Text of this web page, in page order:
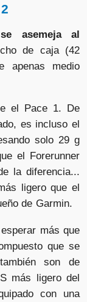
asemeja al
de caja (42
apenas medio
el Pace 1. De
es incluso el
solo 29 g
el Forerunner
la diferencia...
ligero que el
de Garmin.
más que
que se
son de
más ligero del
con una